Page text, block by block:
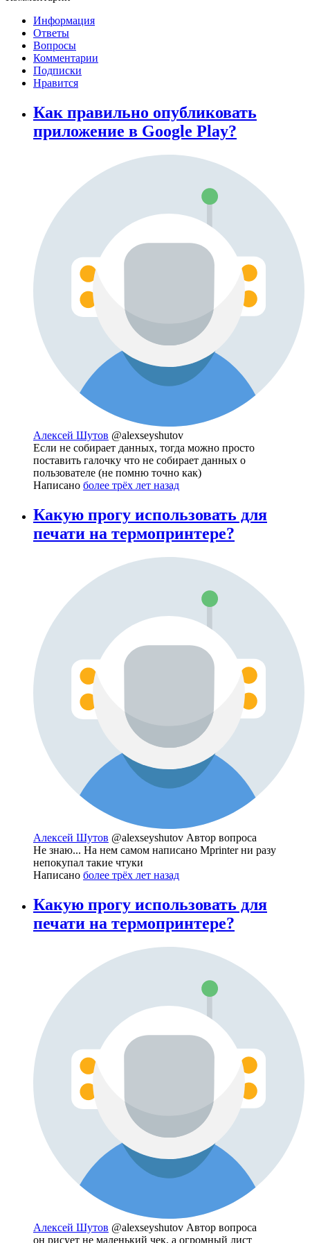
Информация
Ответы
Вопросы
Комментарии
Подписки
Нравится
Как правильно опубликовать
приложение в Google Play?
Алексей Шутов @alexseyshutov
Если не собирает данных, тогда можно просто
поставить галочку что не собирает данных о
пользователе (не помню точно как)
Написано более трёх лет назад
Какую прогу использовать для
печати на термопринтере?
Алексей Шутов @alexseyshutov Автор вопроса
Не знаю... На нем самом написано Mprinter ни разу
непокупал такие чтуки
Написано более трёх лет назад
Какую прогу использовать для
печати на термопринтере?
Алексей Шутов @alexseyshutov Автор вопроса
он рисует не маленький чек, а огромный лист